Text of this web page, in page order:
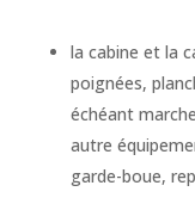
la cabine et la
poignées,
échéant
autre
garde-boue,